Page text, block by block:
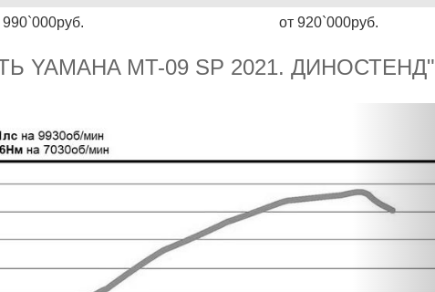
990`000руб.
от 920`000руб.
MT-09 SP 2021. ДИНОСТЕНД"